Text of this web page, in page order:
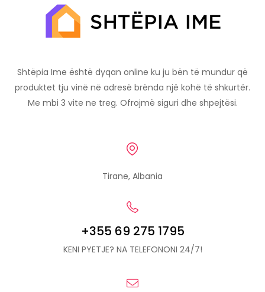
Shtëpia Ime është dyqan online ku ju bën të mundur që
produktet tju vinë në adresë brënda një kohë të shkurtër.
Me mbi 3 vite ne treg. Ofrojmë siguri dhe shpejtësi.
Tirane, Albania
+355 69 275 1795
KENI PYETJE? NA TELEFONONI 24/7!